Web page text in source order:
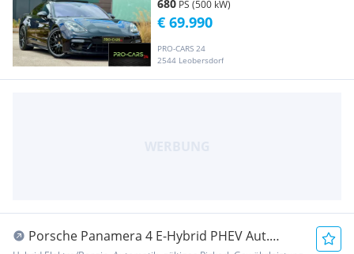
680 PS (500 kW)
PRO-CARS 24
2544 Leobersdorf
€ 69.990
Porsche Panamera 4 E-Hybrid PHEV Aut.